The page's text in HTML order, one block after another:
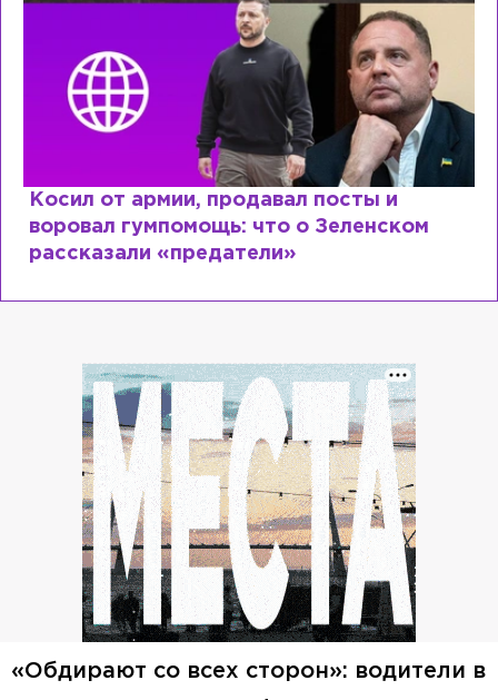
Косил от армии, продавал посты и
воровал гумпомощь: что о Зеленском
рассказали «предатели»
«Обдирают со всех сторон»: водители в